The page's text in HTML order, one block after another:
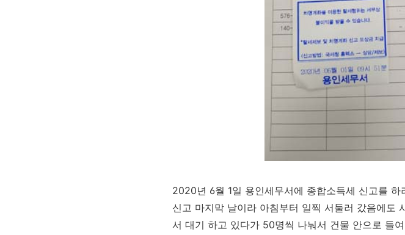
2020년 6월 1일 용인세무서에 종합소득세 신고를 하
신고 마지막 날이라 아침부터 일찍 서둘러 갔음에도
서 대기 하고 있다가 50명씩 나눠서 건물 안으로 들